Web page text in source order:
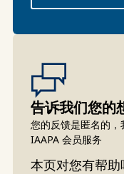
告诉我们您的
您的反馈是匿名的
IAAPA 会员服务
本页对您有帮助